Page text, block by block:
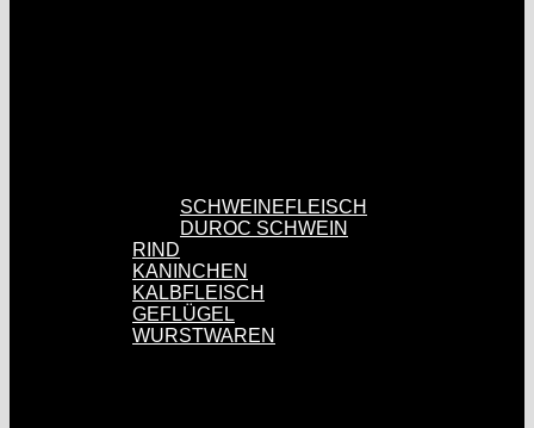
SCHWEINEFLEISCH
DUROC SCHWEIN
RIND
KANINCHEN
KALBFLEISCH
GEFLÜGEL
WURSTWAREN